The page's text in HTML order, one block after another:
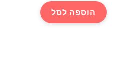
הוספה לסל